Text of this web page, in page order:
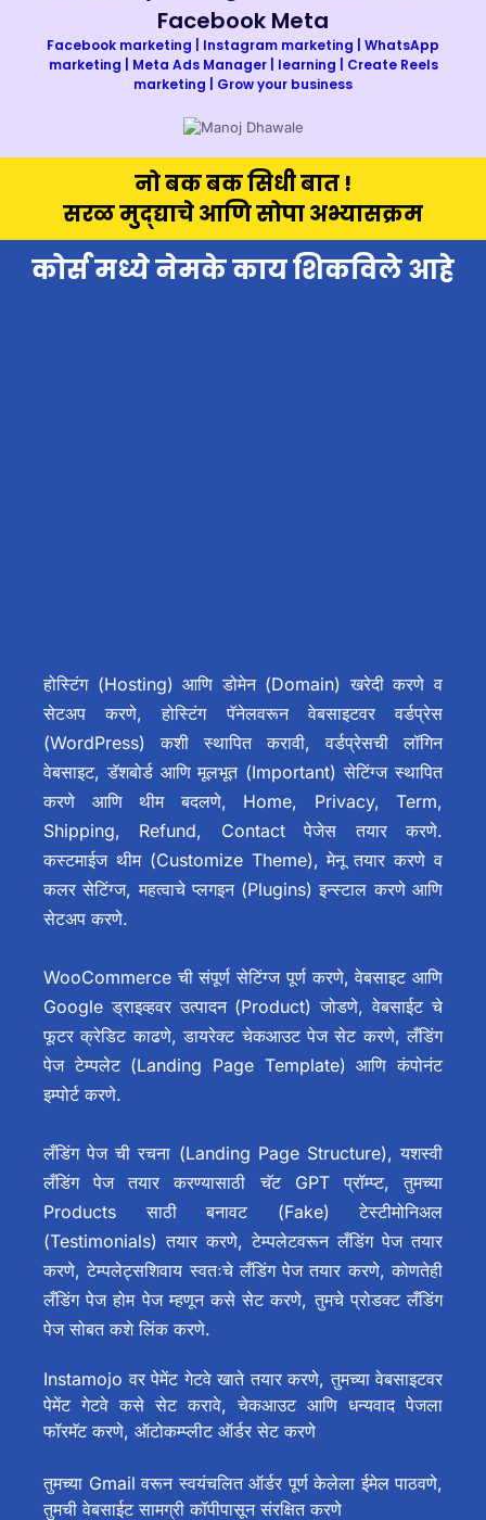
Facebook Meta
Facebook marketing | Instagram marketing | WhatsApp
marketing | Meta Ads Manager | learning | Create Reels
marketing | Grow your business
नो बक बक सिधी बात !
सरळ मुद्द्याचे आणि सोपा अभ्यासक्रम
कोर्स मध्ये नेमके काय शिकविले आहे
होस्टिंग (Hosting) आणि डोमेन (Domain) खरेदी करणे व
सेटअप करणे, होस्टिंग पॅनेलवरून वेबसाइटवर वर्डप्रेस
(WordPress) कशी स्थापित करावी, वर्डप्रेसची लॉगिन
वेबसाइट, डॅशबोर्ड आणि मूलभूत (Important) सेटिंग्ज स्थापित
करणे आणि थीम बदलणे, Home, Privacy, Term,
Shipping, Refund, Contact पेजेस तयार करणे.
कस्टमाईज थीम (Customize Theme), मेनू तयार करणे व
कलर सेटिंग्ज, महत्वाचे प्लगइन (Plugins) इन्स्टाल करणे आणि
सेटअप करणे.
WooCommerce ची संपूर्ण सेटिंग्ज पूर्ण करणे, वेबसाइट आणि
Google ड्राइव्हवर उत्पादन (Product) जोडणे, वेबसाईट चे
फूटर क्रेडिट काढणे, डायरेक्ट चेकआउट पेज सेट करणे, लँडिंग
पेज टेम्पलेट (Landing Page Template) आणि कंपोनंट
इम्पोर्ट करणे.
लँडिंग पेज ची रचना (Landing Page Structure), यशस्वी
लँडिंग पेज तयार करण्यासाठी चॅट GPT प्रॉम्प्ट,तुमच्या
Products साठी बनावट (Fake) टेस्टीमोनिअल
(Testimonials) तयार करणे, टेम्पलेटवरून लँडिंग पेज तयार
करणे, टेम्पलेट्सशिवाय स्वतःचे लँडिंग पेज तयार करणे, कोणतेही
लँडिंग पेज होम पेज म्हणून कसे सेट करणे, तुमचे प्रोडक्ट लँडिंग
पेज सोबत कशे लिंक करणे.
Instamojo वर पेमेंट गेटवे खाते तयार करणे, तुमच्या वेबसाइटवर
पेमेंट गेटवे कसे सेट करावे, चेकआउट आणि धन्यवाद पेजला
फॉरमॅट करणे, ऑटोकम्प्लीट ऑर्डर सेट करणे
तुमच्या Gmail वरून स्वयंचलित ऑर्डर पूर्ण केलेला ईमेल पाठवणे,
तुमची वेबसाईट सामग्री कॉपीपासून संरक्षित करणे